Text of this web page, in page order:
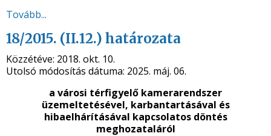
Tovább...
18/2015. (II.12.) határozata
Közzétéve: 2018. okt. 10.
Utolsó módosítás dátuma: 2025. máj. 06.
a városi térfigyelő kamerarendszer
üzemeltetésével, karbantartásával és
hibaelhárításával kapcsolatos döntés
meghozataláról